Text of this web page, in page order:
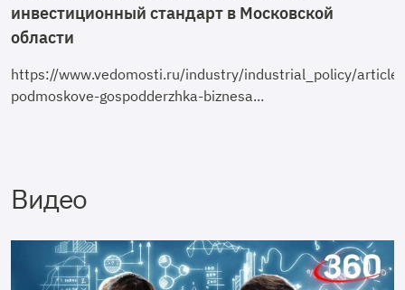
инвестиционный стандарт в Московской
области
https://www.vedomosti.ru/industry/industrial_policy/
podmoskove-gospodderzhka-biznesa...
Видео